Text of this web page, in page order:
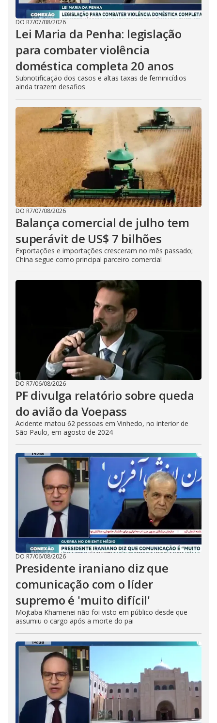
DO R7/07/08/2026
Lei Maria da Penha: legislação
para combater violência
doméstica completa 20 anos
Subnotificação dos casos e altas taxas de feminicídios
ainda trazem desafios
DO R7/07/08/2026
Balança comercial de julho tem
superávit de US$ 7 bilhões
Exportações e importações cresceram no mês passado;
China segue como principal parceiro comercial
DO R7/06/08/2026
PF divulga relatório sobre queda
do avião da Voepass
Acidente matou 62 pessoas em Vinhedo, no interior de
São Paulo, em agosto de 2024
DO R7/06/08/2026
Presidente iraniano diz que
comunicação com o líder
supremo é 'muito difícil'
Mojtaba Khamenei não foi visto em público desde que
assumiu o cargo após a morte do pai